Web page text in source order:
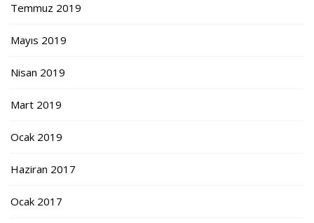
Temmuz 2019
Mayıs 2019
Nisan 2019
Mart 2019
Ocak 2019
Haziran 2017
Ocak 2017